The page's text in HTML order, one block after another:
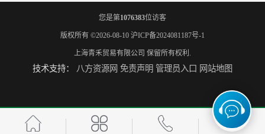
您是第1076383位访客
版权所有 ©2026-08-10 沪ICP备2024081187号-1
上海青禾贸易有限公司 保留所有权利.
技术支持： 八方资源网 免责声明 管理员入口 网站地图